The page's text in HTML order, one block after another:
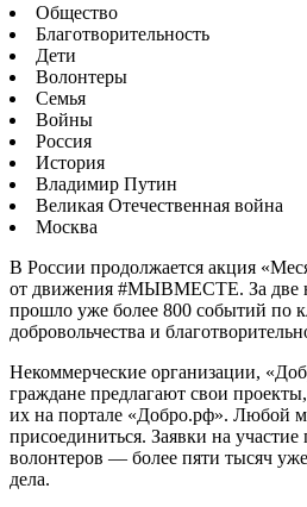
Общество
Благотворительность
Дети
Волонтеры
Семья
Войны
Россия
История
Владимир Путин
Великая Отечественная война
Москва
В России продолжается акция
от движения #МЫВМЕСТЕ. За две
прошло уже более 800 событий по
добровольчества и
Некоммерческие организации,
граждане предлагают свои
их на портале «Добро.рф». Любой
присоединиться. Заявки на
волонтеров — более пяти тысяч
дела.